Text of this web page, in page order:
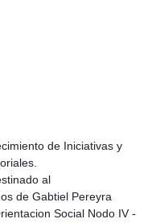
de Iniciativas y
al
de Gabtiel Pereyra
Social Nodo IV -